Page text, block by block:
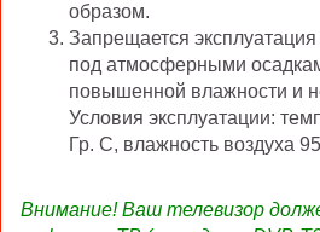
образом.
Запрещается
под атмосферными
повышенной влажности и
Условия эксплуатации:
Гр. С, влажность воздуха
Внимание! Ваш телевизор